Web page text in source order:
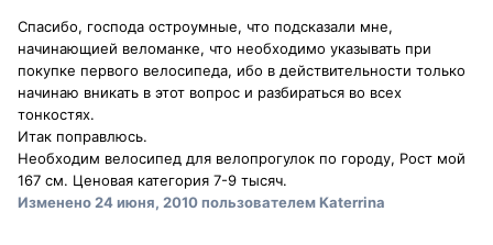
Спасибо, господа остроумные, что подсказали мне,
начинающией веломанке, что необходимо указывать при
покупке первого велосипеда, ибо в действительности только
начинаю вникать в этот вопрос и разбираться во всех
тонкостях.
Итак поправлюсь.
Необходим велосипед для велопрогулок по городу, Рост мой
167 см. Ценовая категория 7-9 тысяч.
Изменено24 июня, 2010пользователем Katerrina